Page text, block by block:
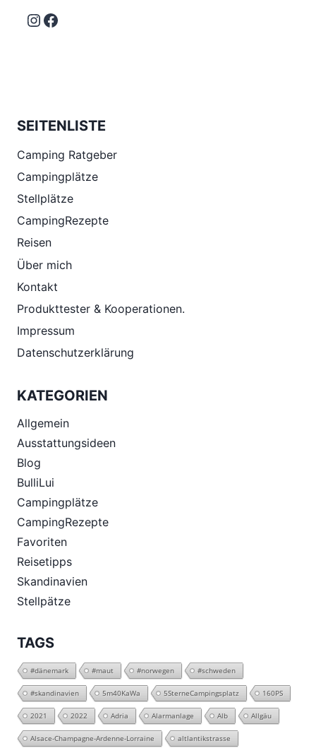
Instagram
Facebook
SEITENLISTE
Camping Ratgeber
Campingplätze
Stellplätze
CampingRezepte
Reisen
Über mich
Kontakt
Produkttester & Kooperationen.
Impressum
Datenschutzerklärung
KATEGORIEN
Allgemein
Ausstattungsideen
Blog
BulliLui
Campingplätze
CampingRezepte
Favoriten
Reisetipps
Skandinavien
Stellpätze
TAGS
#dänemark #maut #norwegen #schweden
#skandinavien 5m40KaWa 5SterneCampingsplatz 160PS
2021 2022 Adria Alarmanlage Alb Allgäu
Alsace-Champagne-Ardenne-Lorraine altlantikstrasse